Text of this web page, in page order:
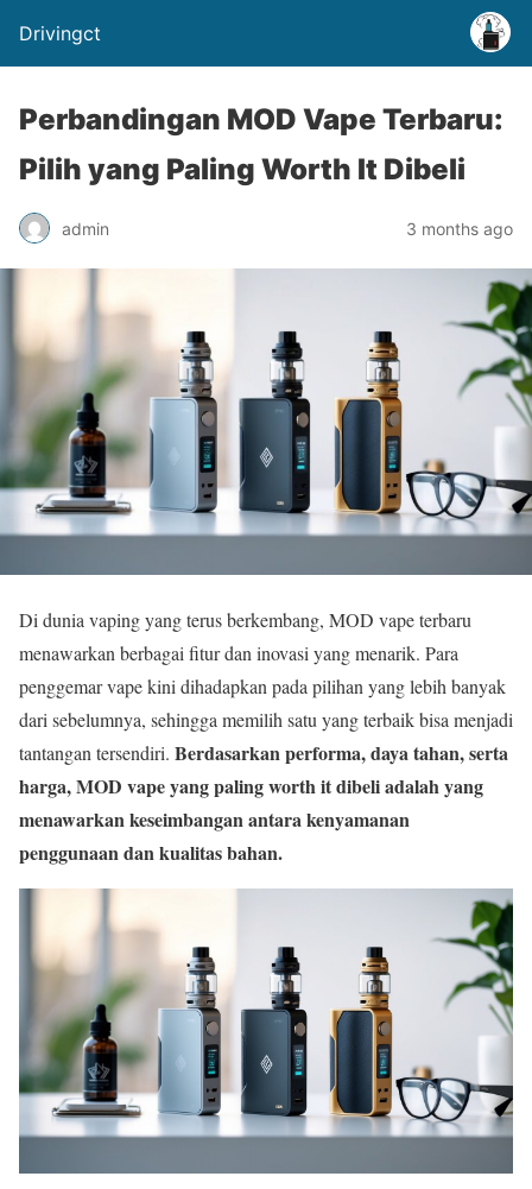
Drivingct
Perbandingan MOD Vape Terbaru:
Pilih yang Paling Worth It Dibeli
admin 3 months ago
Di dunia vaping yang terus berkembang, MOD vape terbaru
menawarkan berbagai fitur dan inovasi yang menarik. Para
penggemar vape kini dihadapkan pada pilihan yang lebih banyak
dari sebelumnya, sehingga memilih satu yang terbaik bisa menjadi
tantangan tersendiri. Berdasarkan performa, daya tahan, serta
harga, MOD vape yang paling worth it dibeli adalah yang
menawarkan keseimbangan antara kenyamanan
penggunaan dan kualitas bahan.